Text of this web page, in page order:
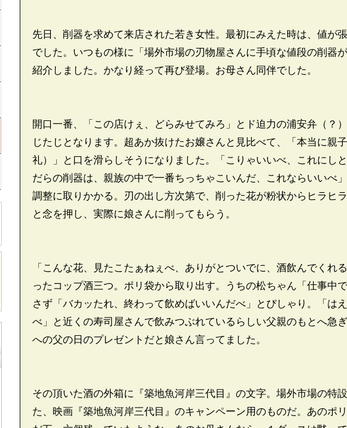
先日、削器を求めて来店された若き女性。最初にみえた時は、値が
でした。いつもの様に「場外市場の刃物屋さんに手頃な値段の削器
紹介しました。かなり経って再び登場。お母さん同伴でした。
開口一番、「この店けぇ、どらみせてみろ」とド迫力の浦安弁（？
じたじとなります。超あか抜けたお嬢さんと見比べて、「本当に親
礼）」と口を滑らしそうになりました。「こりゃいいべ、これにし
だらの削器は、親族の中で一番ちっちゃこいんだ、これならいいべ」
調整に取りかかる。刃の出し方次第で、削った花が粉状からヒラヒ
と念を押し、実際に娘さんに削ってもらう。
「こんな花、見たこたぁねぇべ、ありがとついでに、酒飲んでくれ
ったコップ酒三つ。ポリ袋から取り出す。うちの松ちゃん「仕事中
さず「バカッたれ、終わって飲めばいいんだべ」とぴしゃり。「は
べ」と近くの寿司屋さんで飲みつぶれているらしい父親のもとへ急
への父の日のプレゼントだと娘さん言ってました。
その頂いた酒の外箱に『築地魚河岸三代目』の文字。場外市場の特
た、映画『築地魚河岸三代目』のキャンペーン用のものだ。あのポ